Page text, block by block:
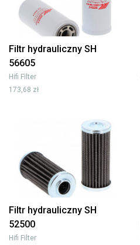
Filtr hydrauliczny SH
56605
Hifi Filter
173,68 zł
Filtr hydrauliczny SH
52500
Hifi Filter